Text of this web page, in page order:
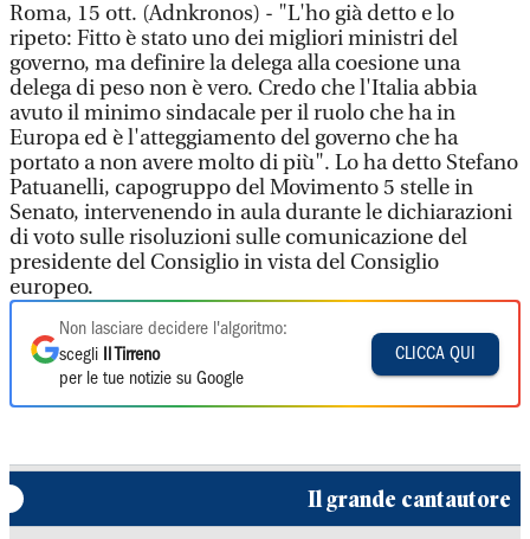
Roma, 15 ott. (Adnkronos) - "L'ho già detto e lo
ripeto: Fitto è stato uno dei migliori ministri del
governo, ma definire la delega alla coesione una
delega di peso non è vero. Credo che l'Italia abbia
avuto il minimo sindacale per il ruolo che ha in
Europa ed è l'atteggiamento del governo che ha
portato a non avere molto di più". Lo ha detto Stefano
Patuanelli, capogruppo del Movimento 5 stelle in
Senato, intervenendo in aula durante le dichiarazioni
di voto sulle risoluzioni sulle comunicazione del
presidente del Consiglio in vista del Consiglio
europeo.
Non lasciare decidere l'algoritmo:
scegli
Il Tirreno
per le tue notizie su Google
CLICCA QUI
Il grande cantautore